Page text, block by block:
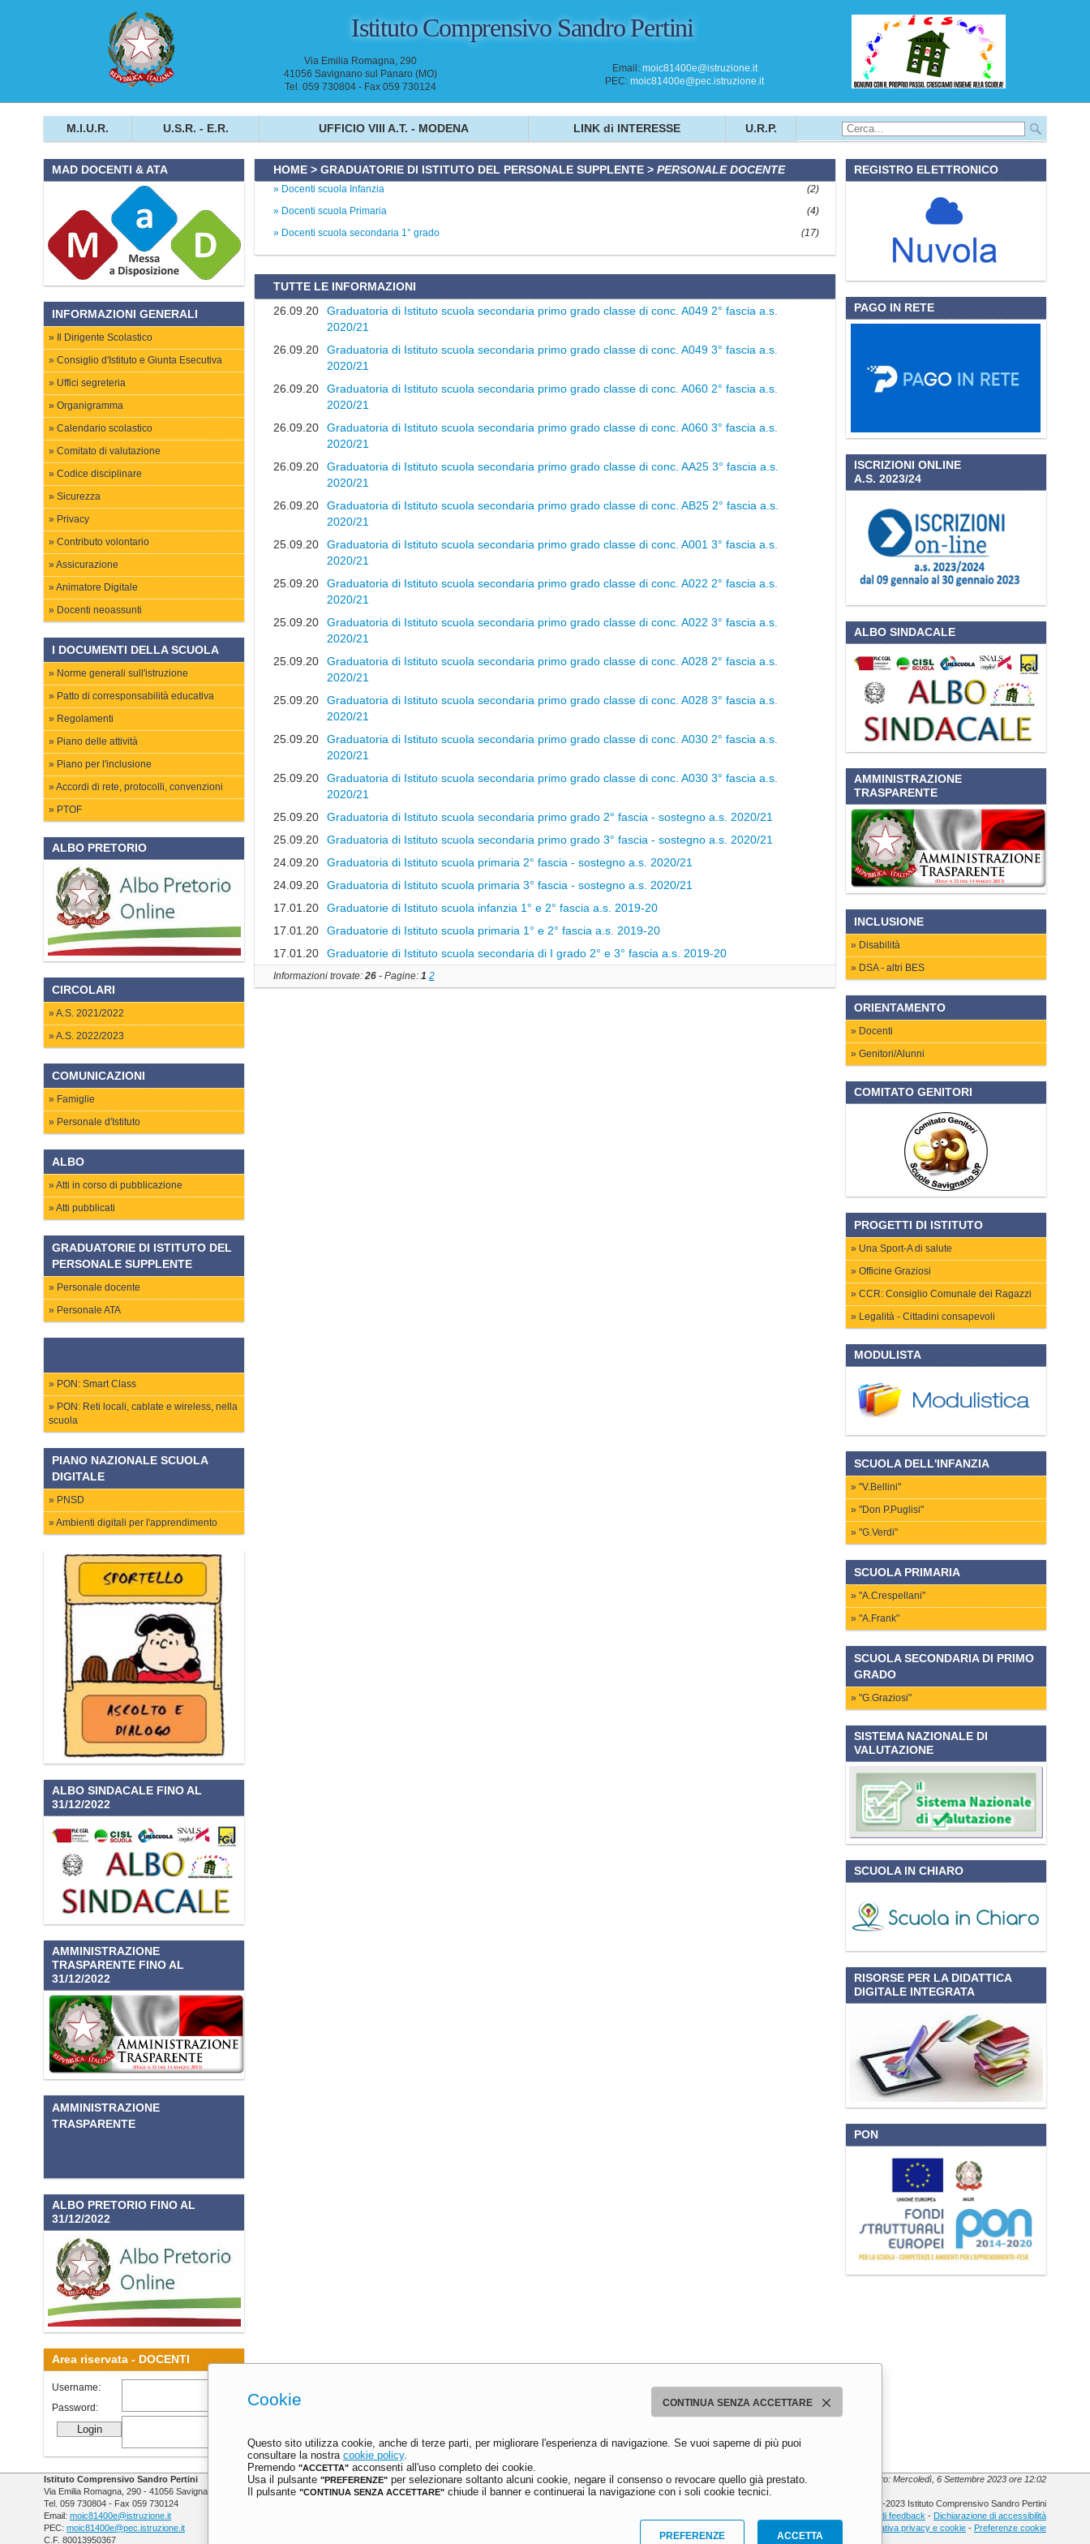
Cookie CONTINUA SENZA ACCETTARE
Questo sito utilizza cookie, anche di terze parti, per migliorare l'esperienza di navigazione. Se vuoi saperne di più puoi
consultare la nostra cookie policy.
Premendo "ACCETTA" acconsenti all'uso completo dei cookie.
Usa il pulsante "PREFERENZE" per selezionare soltanto alcuni cookie, negare il consenso o revocare quello già prestato.
Il pulsante "CONTINUA SENZA ACCETTARE" chiude il banner e continuerai la navigazione con i soli cookie tecnici.
PREFERENZE ACCETTA
Istituto ComprensivoSandro Pertini
Via Emilia Romagna, 290
41056 Savignano sul Panaro (MO)
Tel. 059 730804 - Fax 059 730124
Email: moic81400e@istruzione.it
PEC: moic81400e@pec.istruzione.it
M.I.U.R. U.S.R. - E.R. UFFICIO VIII A.T. - MODENA LINK di INTERESSE U.R.P.
MAD DOCENTI & ATA
INFORMAZIONI GENERALI
Il Dirigente Scolastico
Consiglio d'Istituto e Giunta Esecutiva
Uffici segreteria
Organigramma
Calendario scolastico
Comitato di valutazione
Codice disciplinare
Sicurezza
Privacy
Contributo volontario
Assicurazione
Animatore Digitale
Docenti neoassunti
I DOCUMENTI DELLA SCUOLA
Norme generali sull'istruzione
Patto di corresponsabilità educativa
Regolamenti
Piano delle attività
Piano per l'inclusione
Accordi di rete, protocolli, convenzioni
PTOF
ALBO PRETORIO
CIRCOLARI
A.S. 2021/2022
A.S. 2022/2023
COMUNICAZIONI
Famiglie
Personale d'Istituto
ALBO
Atti in corso di pubblicazione
Atti pubblicati
GRADUATORIE DI ISTITUTO DEL
PERSONALE SUPPLENTE
Personale docente
Personale ATA
PON: Smart Class
PON: Reti locali, cablate e wireless, nella
scuola
PIANO NAZIONALE SCUOLA
DIGITALE
PNSD
Ambienti digitali per l'apprendimento
ALBO SINDACALE FINO AL
31/12/2022
AMMINISTRAZIONE
TRASPARENTE FINO AL
31/12/2022
AMMINISTRAZIONE
TRASPARENTE
ALBO PRETORIO FINO AL
31/12/2022
Area riservata - DOCENTI
Username:
Password:
REGISTRO ELETTRONICO
PAGO IN RETE
ISCRIZIONI ONLINE
A.S. 2023/24
ALBO SINDACALE
AMMINISTRAZIONE
TRASPARENTE
INCLUSIONE
Disabilità
DSA - altri BES
ORIENTAMENTO
Docenti
Genitori/Alunni
COMITATO GENITORI
PROGETTI DI ISTITUTO
Una Sport-A di salute
Officine Graziosi
CCR: Consiglio Comunale dei Ragazzi
Legalità - Cittadini consapevoli
MODULISTA
SCUOLA DELL'INFANZIA
"V.Bellini"
"Don P.Puglisi"
"G.Verdi"
SCUOLA PRIMARIA
"A.Crespellani"
"A.Frank"
SCUOLA SECONDARIA DI PRIMO
GRADO
"G.Graziosi"
SISTEMA NAZIONALE DI
VALUTAZIONE
SCUOLA IN CHIARO
RISORSE PER LA DIDATTICA
DIGITALE INTEGRATA
PON
HOME> GRADUATORIE DI ISTITUTO DEL PERSONALE SUPPLENTE> PERSONALE DOCENTE
Docenti scuola Infanzia
(2)
Docenti scuola Primaria
(4)
Docenti scuola secondaria 1° grado
(17)
TUTTE LE INFORMAZIONI
26.09.20
Graduatoria di Istituto scuola secondaria primo grado classe di conc. A049 2° fascia a.s.
2020/21
26.09.20
Graduatoria di Istituto scuola secondaria primo grado classe di conc. A049 3° fascia a.s.
2020/21
26.09.20
Graduatoria di Istituto scuola secondaria primo grado classe di conc. A060 2° fascia a.s.
2020/21
26.09.20
Graduatoria di Istituto scuola secondaria primo grado classe di conc. A060 3° fascia a.s.
2020/21
26.09.20
Graduatoria di Istituto scuola secondaria primo grado classe di conc. AA25 3° fascia a.s.
2020/21
26.09.20
Graduatoria di Istituto scuola secondaria primo grado classe di conc. AB25 2° fascia a.s.
2020/21
25.09.20
Graduatoria di Istituto scuola secondaria primo grado classe di conc. A001 3° fascia a.s.
2020/21
25.09.20
Graduatoria di Istituto scuola secondaria primo grado classe di conc. A022 2° fascia a.s.
2020/21
25.09.20
Graduatoria di Istituto scuola secondaria primo grado classe di conc. A022 3° fascia a.s.
2020/21
25.09.20
Graduatoria di Istituto scuola secondaria primo grado classe di conc. A028 2° fascia a.s.
2020/21
25.09.20
Graduatoria di Istituto scuola secondaria primo grado classe di conc. A028 3° fascia a.s.
2020/21
25.09.20
Graduatoria di Istituto scuola secondaria primo grado classe di conc. A030 2° fascia a.s.
2020/21
25.09.20
Graduatoria di Istituto scuola secondaria primo grado classe di conc. A030 3° fascia a.s.
2020/21
25.09.20
Graduatoria di Istituto scuola secondaria primo grado 2° fascia - sostegno a.s. 2020/21
25.09.20
Graduatoria di Istituto scuola secondaria primo grado 3° fascia - sostegno a.s. 2020/21
24.09.20
Graduatoria di Istituto scuola primaria 2° fascia - sostegno a.s. 2020/21
24.09.20
Graduatoria di Istituto scuola primaria 3° fascia - sostegno a.s. 2020/21
17.01.20
Graduatorie di Istituto scuola infanzia 1° e 2° fascia a.s. 2019-20
17.01.20
Graduatorie di Istituto scuola primaria 1° e 2° fascia a.s. 2019-20
17.01.20
Graduatorie di Istituto scuola secondaria di I grado 2° e 3° fascia a.s. 2019-20
Informazioni trovate: 26- Pagine: 1 2
Istituto Comprensivo Sandro Pertini
Via Emilia Romagna, 290 - 41056 Savignano sul Panaro (MO)
Tel. 059 730804 - Fax 059 730124
Email: moic81400e@istruzione.it
PEC: moic81400e@pec.istruzione.it
C.F. 80013950367
Ultimo aggiornamento: Mercoledì, 6 Settembre 2023 ore 12:02
© 2013-2023 Istituto Comprensivo Sandro Pertini
Meccanismo di feedback - Dichiarazione di accessibilità
Informativa privacy e cookie - Preferenze cookie